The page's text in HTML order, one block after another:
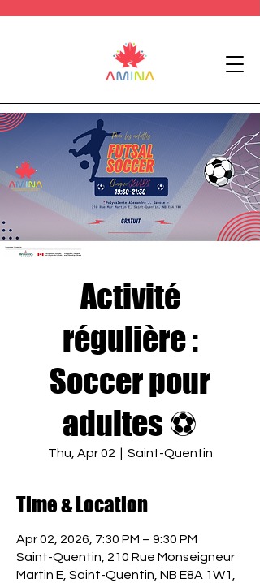
Activité
régulière :
Soccer pour
adultes ⚽
Thu, Apr 02 Saint-Quentin
Time & Location
Apr 02, 2026, 7:30 PM – 9:30 PM
Saint-Quentin, 210 Rue Monseigneur
Martin E, Saint-Quentin, NB E8A 1W1,